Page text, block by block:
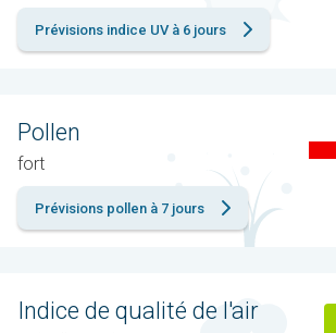
Prévisions indice UV à 6 jours
Pollen
fort
Prévisions pollen à 7 jours
Indice de qualité de l'air